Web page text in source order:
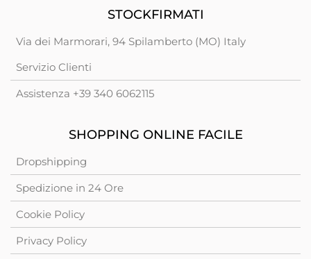
STOCKFIRMATI
Via dei Marmorari, 94 Spilamberto (MO) Italy
Servizio Clienti
Assistenza +39 340 6062115
SHOPPING ONLINE FACILE
Dropshipping
Spedizione in 24 Ore
Cookie Policy
Privacy Policy